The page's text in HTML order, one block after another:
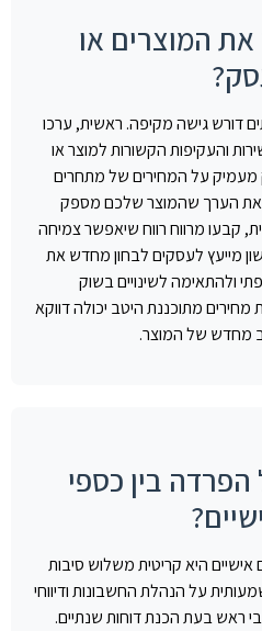
את המוצרים או
דורש גישה מקיפה. ראשית, ערכו
והעקיפות הקשורות למוצר או
מעמיק על המחירים של מתחרים
את הערך שהמוצר שלכם מספק
קבעו מרווח רווח שיאפשר צמיחה
מייעץ לעסקים לבחון מחדש את
ולהתאימה לשינויים בשוק
מחירים מתוכננת היטב יכולה דווקא
מחדש של המוצר.
בין כספי
היא קריטית משלוש סיבות
על הנהלת החשבונות ודיווחי
ראש בעת הכנת דוחות שנתיים.